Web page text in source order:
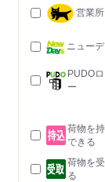
営業所
ニュー
PUDO
ー
荷物を
できる
荷物を
る